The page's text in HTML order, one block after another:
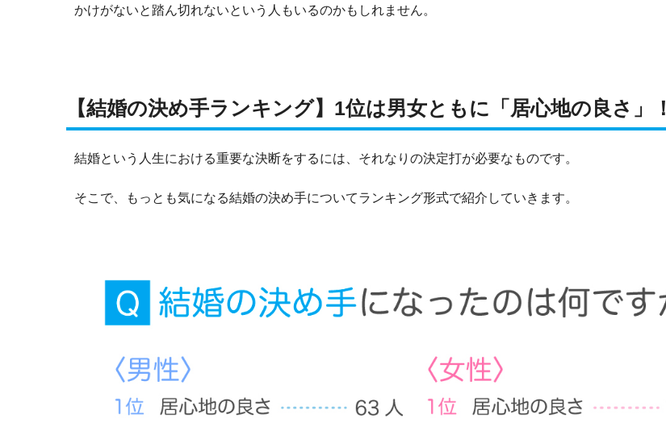
かけがないと踏ん切れないという人もいるのかもしれません。
【結婚の決め手ランキング】1位は男女ともに「居心地の良さ」！
結婚という人生における重要な決断をするには、それなりの決定打が必要なものです。
そこで、もっとも気になる結婚の決め手についてランキング形式で紹介していきます。